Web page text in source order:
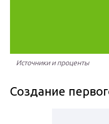
Источники и проценты
Создание